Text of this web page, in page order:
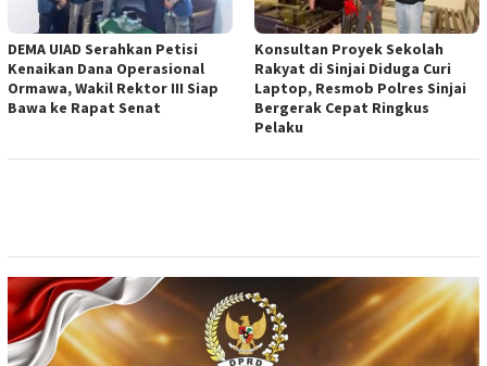
DEMA UIAD Serahkan Petisi
Kenaikan Dana Operasional
Ormawa, Wakil Rektor III Siap
Bawa ke Rapat Senat
Konsultan Proyek Sekolah
Rakyat di Sinjai Diduga Curi
Laptop, Resmob Polres Sinjai
Bergerak Cepat Ringkus
Pelaku